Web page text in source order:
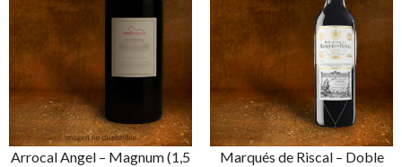
Arrocal Angel – Magnum (1,5
Marqués de Riscal – Doble